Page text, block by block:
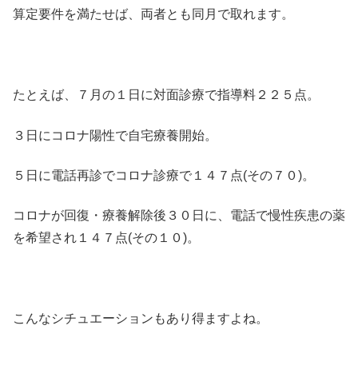
算定要件を満たせば、両者とも同月で取れます。
たとえば、７月の１日に対面診療で指導料２２５点。
３日にコロナ陽性で自宅療養開始。
５日に電話再診でコロナ診療で１４７点(その７０)。
コロナが回復・療養解除後３０日に、電話で慢性疾患の薬
を希望され１４７点(その１０)。
こんなシチュエーションもあり得ますよね。